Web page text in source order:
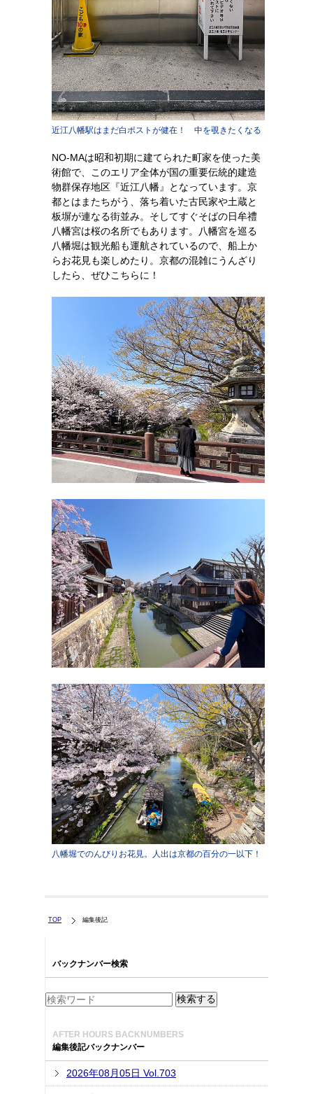
近江八幡駅はまだ白ポストが健在！ 中を覗きたくなる
NO-MAは昭和初期に建てられた町家を使った美
術館で、このエリア全体が国の重要伝統的建造
物群保存地区『近江八幡』となっています。京
都とはまたちがう、落ち着いた古民家や土蔵と
板塀が連なる街並み。そしてすぐそばの日牟禮
八幡宮は桜の名所でもあります。八幡宮を巡る
八幡堀は観光船も運航されているので、船上か
らお花見も楽しめたり。京都の混雑にうんざり
したら、ぜひこちらに！
八幡堀でのんびりお花見。人出は京都の百分の一以下！
TOP 編集後記
バックナンバー検索
AFTER HOURS BACKNUMBERS
編集後記バックナンバー
2026年08月05日 Vol.703